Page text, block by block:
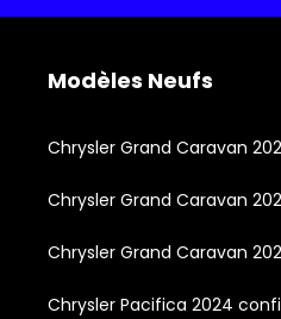
Modèles Neufs
Chrysler Grand Caravan
Chrysler Grand Caravan
Chrysler Grand Caravan
Chrysler Pacifica 2024